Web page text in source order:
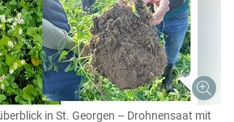
in St. Georgen – Drohnensaat mit